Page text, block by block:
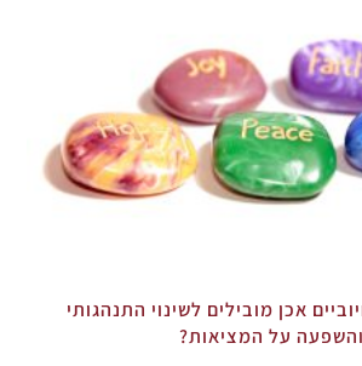
אכן מובילים לשינוי התנהגותי
והשפעה על המציאות?